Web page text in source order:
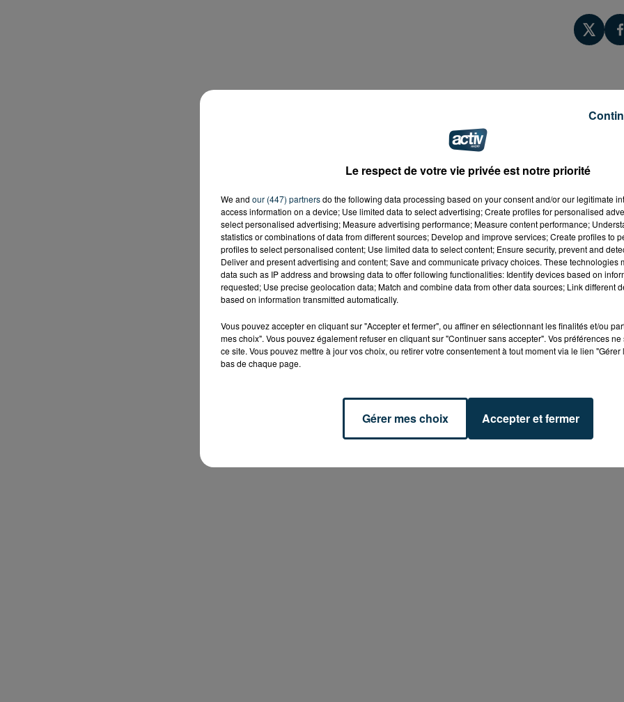
Le respect de votre vie privée est notre priorité
We and our (447) partnersdo the following data processing based on your consent and/or our legitimate
access information on a device; Use limited data to select advertising; Create profiles for personalised
select personalised advertising; Measure advertising performance; Measure content performance;
statistics or combinations of data from different sources; Develop and improve services; Create profiles to
profiles to select personalised content; Use limited data to select content; Ensure security, prevent and
Deliver and present advertising and content; Save and communicate privacy choices. These technologies
data such as IP address and browsing data to offer following functionalities: Identify devices based on
requested; Use precise geolocation data; Match and combine data from other data sources; Link different
based on information transmitted automatically.
Vous pouvez accepter en cliquant sur "Accepter et fermer", ou affiner en sélectionnant les finalités et/ou
mes choix". Vous pouvez également refuser en cliquant sur "Continuer sans accepter". Vos préférences
ce site. Vous pouvez mettre à jour vos choix, ou retirer votre consentement à tout moment via le lien
bas de chaque page.
Gérer mes choix Accepter et fermer